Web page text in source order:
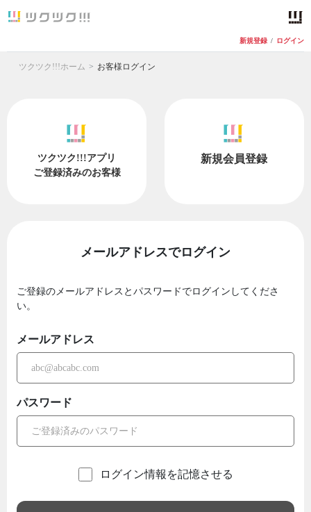
新規登録 / ログイン
ツクツク!!!ホーム お客様ログイン
ツクツク!!!アプリ
ご登録済みのお客様
新規会員登録
メールアドレスでログイン
ご登録のメールアドレスとパスワードでログインしてくださ
い。
メールアドレス
パスワード
ログイン情報を記憶させる